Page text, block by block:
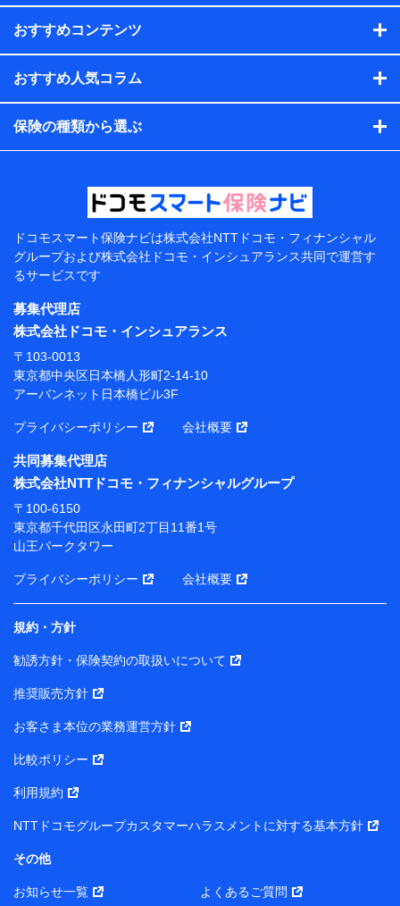
供するため、また維持管理等の委託業務遂行のため、またそ
れらに付帯、関連する当社、株式会社NTTドコモおよび提携
会社のサービスを案内、提供するため
（各サービスで取得したサービス利用履歴、ウェブサイトの
閲覧履歴、購買履歴、ご契約内容等のパーソナルデータを分
す。）
上記に係る案内・手続き・管理等付帯業務を行うため
【当該個人データの管理について責任を有する者の名
称・住所・代表者名】
当該個人データを取り扱う各共同利用者（詳細は次のと
東京都千代田区永田町2丁目11番1号 山王パークタワー
株式会社NTTドコモ 代表取締役社長 前田 義晃
東京都中央区日本橋人形町2-14-10 アーバンネット日
本橋ビル 3F
長 吉村 忠義
※ 当社および株式会社NTTドコモは、お客さまの情報
を利用させていただくにあたっては、「NTTドコモ パー
ソナルデータ憲章」に定める行動原則を順守します 。
※ パーソナルデータダッシュボードの「第三者提供の
管理」の設定状態にかかわらず、共同利用する場合があ
※ dポイントクラブ会員ではないお客さま（2019年12
月11日以降、一度もdポイントクラブ会員であったこと
がないお客さまに限る）に関する、2019年12月10日以
に限って共同利用します。
との間で、以下のとおり個人データを共同利用しま
【共同して利用される利用データの項目】
プがサービス提供等を通じて取得した、以下の情報など
氏名、電話番号、メールアドレス、お客さまの識別子、属
おすすめコンテンツ
おすすめ人気コラム
保険の種類から選ぶ
ドコモスマート保険ナビは株式会社NTTドコモ・フィナンシャル
グループおよび株式会社ドコモ・インシュアランス共同で運営す
るサービスです
募集代理店
株式会社ドコモ・インシュアランス
〒103-0013
東京都中央区日本橋人形町2-14-10
アーバンネット日本橋ビル3F
プライバシーポリシー 会社概要
共同募集代理店
株式会社NTTドコモ・フィナンシャルグループ
〒100-6150
東京都千代田区永田町2丁目11番1号
山王パークタワー
プライバシーポリシー 会社概要
規約・方針
勧誘方針・保険契約の取扱いについて
推奨販売方針
お客さま本位の業務運営方針
比較ポリシー
利用規約
NTTドコモグループカスタマーハラスメントに対する基本方針
その他
お知らせ一覧 よくあるご質問